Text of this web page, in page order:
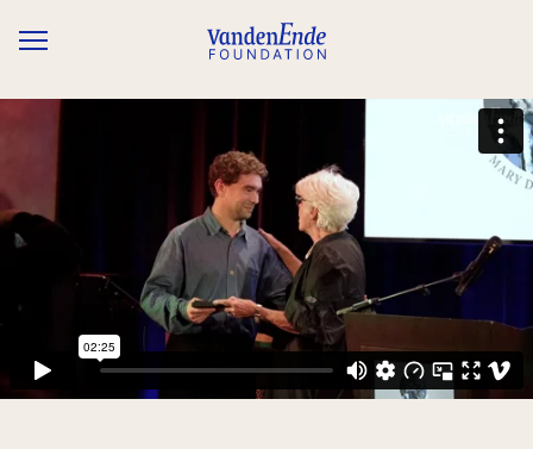
Overslaan en naar de inhoud gaan